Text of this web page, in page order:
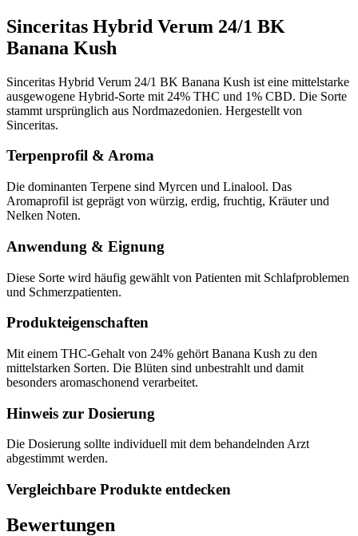
Sinceritas Hybrid Verum 24/1 BK
Banana Kush
Sinceritas Hybrid Verum 24/1 BK Banana Kush ist eine mittelstarke
ausgewogene Hybrid-Sorte mit 24% THC und 1% CBD. Die Sorte
stammt ursprünglich aus Nordmazedonien. Hergestellt von
Sinceritas.
Terpenprofil & Aroma
Die dominanten Terpene sind Myrcen und Linalool. Das
Aromaprofil ist geprägt von würzig, erdig, fruchtig, Kräuter und
Nelken Noten.
Anwendung & Eignung
Diese Sorte wird häufig gewählt von Patienten mit Schlafproblemen
und Schmerzpatienten.
Produkteigenschaften
Mit einem THC-Gehalt von 24% gehört Banana Kush zu den
mittelstarken Sorten. Die Blüten sind unbestrahlt und damit
besonders aromaschonend verarbeitet.
Hinweis zur Dosierung
Die Dosierung sollte individuell mit dem behandelnden Arzt
abgestimmt werden.
Vergleichbare Produkte entdecken
Bewertungen